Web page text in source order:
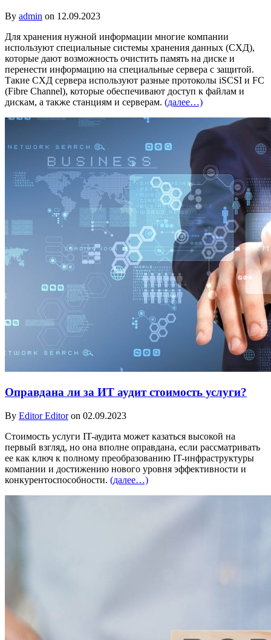
By admin on 12.09.2023
Для хранения нужной информации многие компании
используют специальные системы хранения данных (СХД),
которые дают возможность очистить память на диске и
перенести информацию на специальные сервера с защитой.
Такие СХД сервера используют разные протоколы iSCSI и FC
(Fibre Channel), которые обеспечивают доступ к файлам и
дискам, а также станциям и серверам. (далее…)
Оправдана ли за ИТ аудит стоимость услуги?
By Editor Editoron 02.09.2023
Стоимость услуги IT-аудита может казаться высокой на
первый взгляд, но она вполне оправдана, если рассматривать
ее как ключ к полному преобразованию IT-инфраструктуры
компании и достижению нового уровня эффективности и
конкурентоспособности. (далее…)